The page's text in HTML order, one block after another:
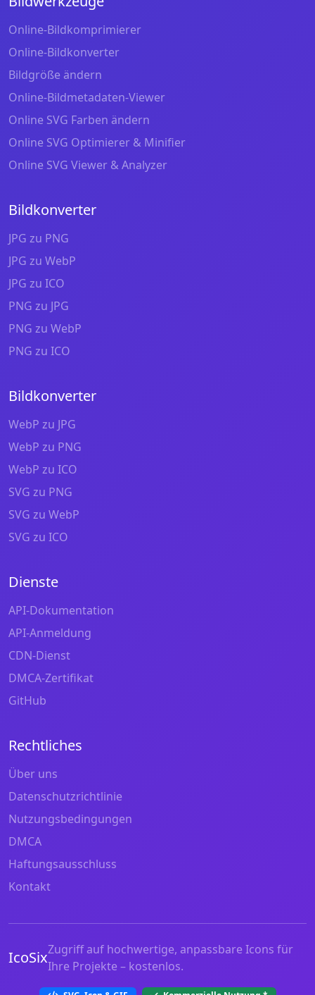
Online-Bildkomprimierer
Online-Bildkonverter
Bildgröße ändern
Online-Bildmetadaten-Viewer
Online SVG Farben ändern
Online SVG Optimierer & Minifier
Online SVG Viewer & Analyzer
Bildkonverter
JPG zu PNG
JPG zu WebP
JPG zu ICO
PNG zu JPG
PNG zu WebP
PNG zu ICO
Bildkonverter
WebP zu JPG
WebP zu PNG
WebP zu ICO
SVG zu PNG
SVG zu WebP
SVG zu ICO
Dienste
API-Dokumentation
API-Anmeldung
CDN-Dienst
DMCA-Zertifikat
GitHub
Rechtliches
Über uns
Datenschutzrichtlinie
Nutzungsbedingungen
DMCA
Haftungsausschluss
Kontakt
IcoSixZugriff auf hochwertige, anpassbare Icons für
Ihre Projekte – kostenlos.